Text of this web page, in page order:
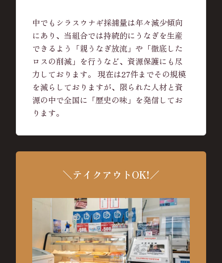
中でもシラスウナギ採捕量は年々減少傾向
にあり、当組合では持続的にうなぎを生産
できるよう「親うなぎ放流」や「徹底した
ロスの削減」を行うなど、資源保護にも尽
力しております。 現在は27件までその規模
を減らしておりますが、限られた人材と資
源の中で全国に「歴史の味」を発信してお
ります。
＼テイクアウトOK!／